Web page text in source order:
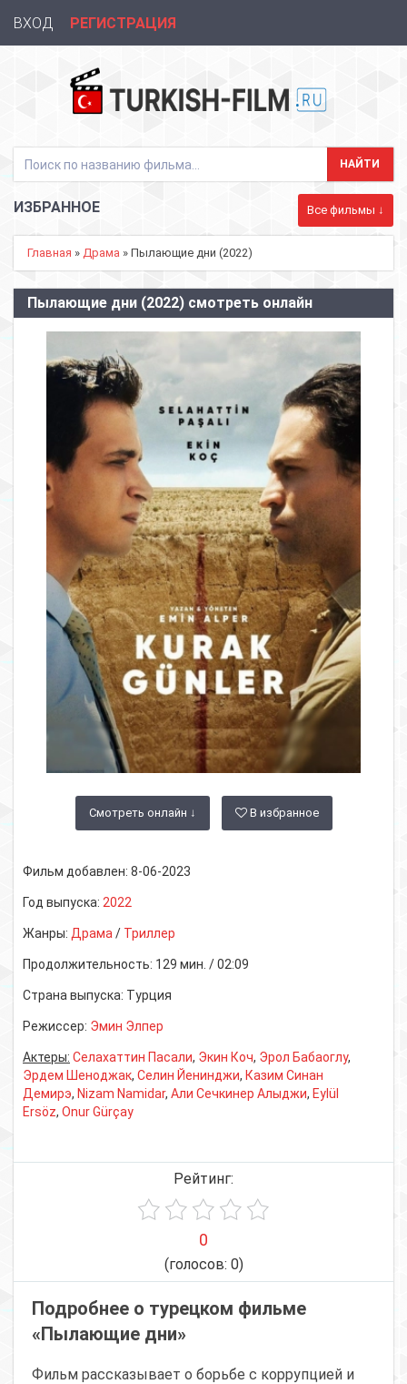
ВХОД РЕГИСТРАЦИЯ
ИЗБРАННОЕ Все фильмы ↓
Главная » Драма » Пылающие дни (2022)
Пылающие дни (2022) смотреть онлайн
Смотреть онлайн ↓ В избранное
Фильм добавлен: 8-06-2023
Год выпуска: 2022
Жанры: Драма / Триллер
Продолжительность: 129 мин. / 02:09
Страна выпуска: Турция
Режиссер: Эмин Элпер
Актеры: Селахаттин Пасали, Экин Коч, Эрол Бабаоглу,
Эрдем Шеноджак, Селин Йенинджи, Казим Синан
Демирэ, Nizam Namidar, Али Сечкинер Алыджи, Eylül
Ersöz, Onur Gürçay
Рейтинг:
0
(голосов: 0)
Подробнее о турецком фильме
«Пылающие дни»
Фильм рассказывает о борьбе с коррупцией и